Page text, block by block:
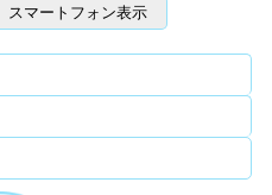
スマートフォン表示